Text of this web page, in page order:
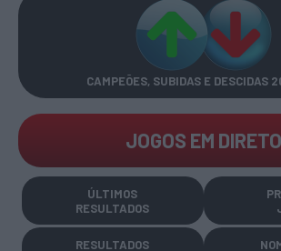
CAMPEÕES, SUBIDAS E DESCIDAS
JOGOS EM DIRETO
ÚLTIMOS
RESULTADOS
RESULTADOS